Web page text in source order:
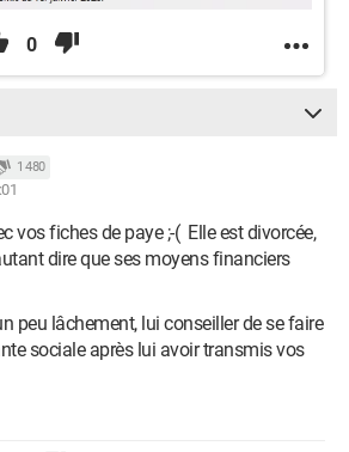
0
1 480
vos fiches de paye ;-( Elle est divorcée,
dire que ses moyens financiers
peu lâchement, lui conseiller de se faire
sociale après lui avoir transmis vos